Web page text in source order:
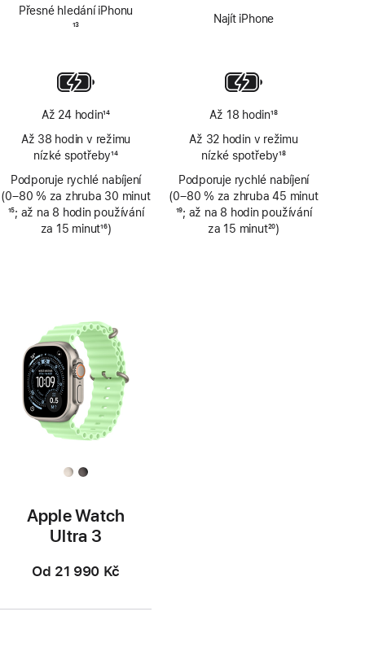
Přesné hledání iPhonu
Poznámka
13
Až 24 hodin14
Až 38 hodin v režimu
nízké spotřeby14
Podporuje rychlé nabíjení
(0–80 % za zhruba 30 minut
Poznámka
15; až na 8 hodin používání
za 15 minut16)
Najít iPhone
Až 18 hodin18
Až 32 hodin v režimu
nízké spotřeby18
Podporuje rychlé nabíjení
(0–80 % za zhruba 45 minut
Poznámka
19; až na 8 hodin používání
za 15 minut20)
Apple Watch
Ultra 3
Od 21 990 Kč